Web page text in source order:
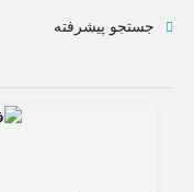
جستجو پیشرفته